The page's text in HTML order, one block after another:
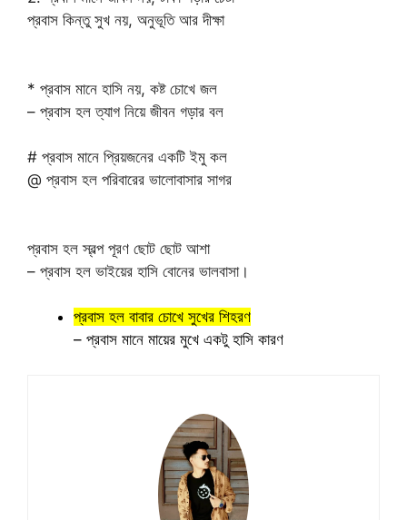
প্রবাস কিন্তু সুখ নয়, অনুভূতি আর দীক্ষা
* প্রবাস মানে হাসি নয়, কষ্ট চোখে জল
– প্রবাস হল ত্যাগ নিয়ে জীবন গড়ার বল
# প্রবাস মানে প্রিয়জনের একটি ইমু কল
@ প্রবাস হল পরিবারের ভালোবাসার সাগর
প্রবাস হল স্বল্প পূরণ ছোট ছোট আশা
– প্রবাস হল ভাইয়ের হাসি বোনের ভালবাসা।
প্রবাস হল বাবার চোখে সুখের শিহরণ
– প্রবাস মানে মায়ের মুখে একটু হাসি কারণ